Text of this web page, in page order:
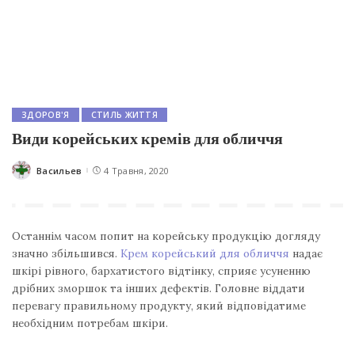
ЗДОРОВ'Я СТИЛЬ ЖИТТЯ
Види корейських кремів для обличчя
Posted
Васильев 4 Травня, 2020
Останнім часом попит на корейську продукцію догляду
значно збільшився. Крем корейський для обличчя надає
шкірі рівного, бархатистого відтінку, сприяє усуненню
дрібних зморшок та інших дефектів. Головне віддати
перевагу правильному продукту, який відповідатиме
необхідним потребам шкіри.